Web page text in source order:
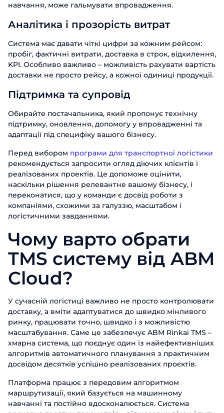
навчання, може гальмувати впровадження.
Аналітика і прозорість витрат
Система має давати чіткі цифри за кожним рейсом:
пробіг, фактичні витрати, доставка в строк, відхилення,
KPI. Особливо важливо – можливість рахувати вартість
доставки не просто рейсу, а кожної одиниці продукції.
Підтримка та супровід
Обирайте постачальника, який пропонує технічну
підтримку, оновлення, допомогу у впровадженні та
адаптації під специфіку вашого бізнесу.
Перед вибором програми для транспортної логістики
рекомендується запросити огляд діючих клієнтів і
реалізованих проектів. Це допоможе оцінити,
наскільки рішення релевантне вашому бізнесу, і
переконатися, що у команди є досвід роботи з
компаніями, схожими за галуззю, масштабом і
логістичними завданнями.
Чому варто обрати
TMS систему від ABM
Cloud?
У сучасній логістиці важливо не просто контролювати
доставку, а вміти адаптуватися до швидко мінливого
ринку, працювати точно, швидко і з можливістю
масштабування. Саме це забезпечує ABM Rinkai TMS –
хмарна система, що поєднує один із найефективніших
алгоритмів автоматичного планування з практичним
досвідом десятків успішно реалізованих проєктів.
Платформа працює з передовим алгоритмом
маршрутизації, який базується на машинному
навчанні та постійно вдосконалюється. Система